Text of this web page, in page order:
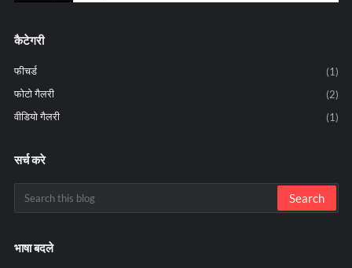
कैटेगरी
फीचर्ड
(1)
फोटो गैलरी
(2)
वीडियो गैलरी
(1)
सर्च करे
भाषा बदले